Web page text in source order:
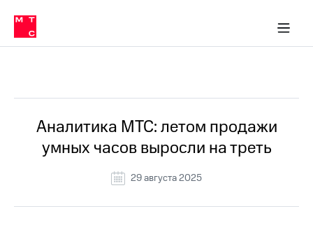
Медиа-центр
и акционерам
Устойчивое развитие
Комплаенс и деловая этика
компании
Карьера
История
компании
Руководство
в МТС
Пресс-
релизы
о технологиях
Аналитика МТС: летом продажи
умных часов выросли на треть
29 августа 2025